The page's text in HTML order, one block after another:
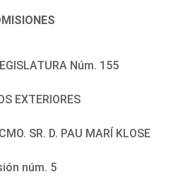
Núm. 155
EXTERIORES
SR. D. PAU MARÍ KLOSE
núm. 5